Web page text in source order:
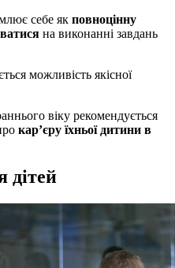
себе як повноцінну
на виконанні завдань
можливість якісної
віку рекомендується
кар’єру їхньої дитини в
дітей